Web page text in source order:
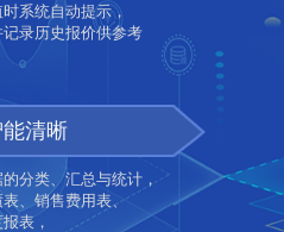
系统自动提示，
录历史报价供参考
清晰
分类、汇总与统计，
、销售费用表、
表，